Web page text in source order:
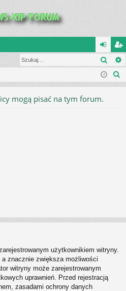
al
og
ar
ej
mogą pisać na tym forum.
użytkownikiem witryny.
znacznie zwiększa możliwości
witryny może zarejestrowanym
uprawnień. Przed rejestracją
zasadami ochrony danych